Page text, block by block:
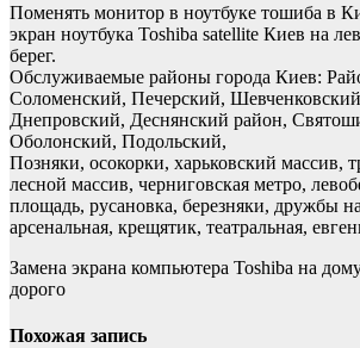
Поменять монитор в ноутбуке тошиба в
экран ноутбука Toshiba satellite Киев на
берег.
Обслуживаемые районы города Киев:
Соломенский, Печерский,
Днепровский, Деснянский район,
Оболонский, Подольский,
Позняки, осокорки, харьковский массив,
лесной массив, черниговская метро,
площадь, русановка, березняки, дружбы
арсенальная, крещятик, театральная,
Замена экрана компьютера Toshiba на
дорого
Похожая запись